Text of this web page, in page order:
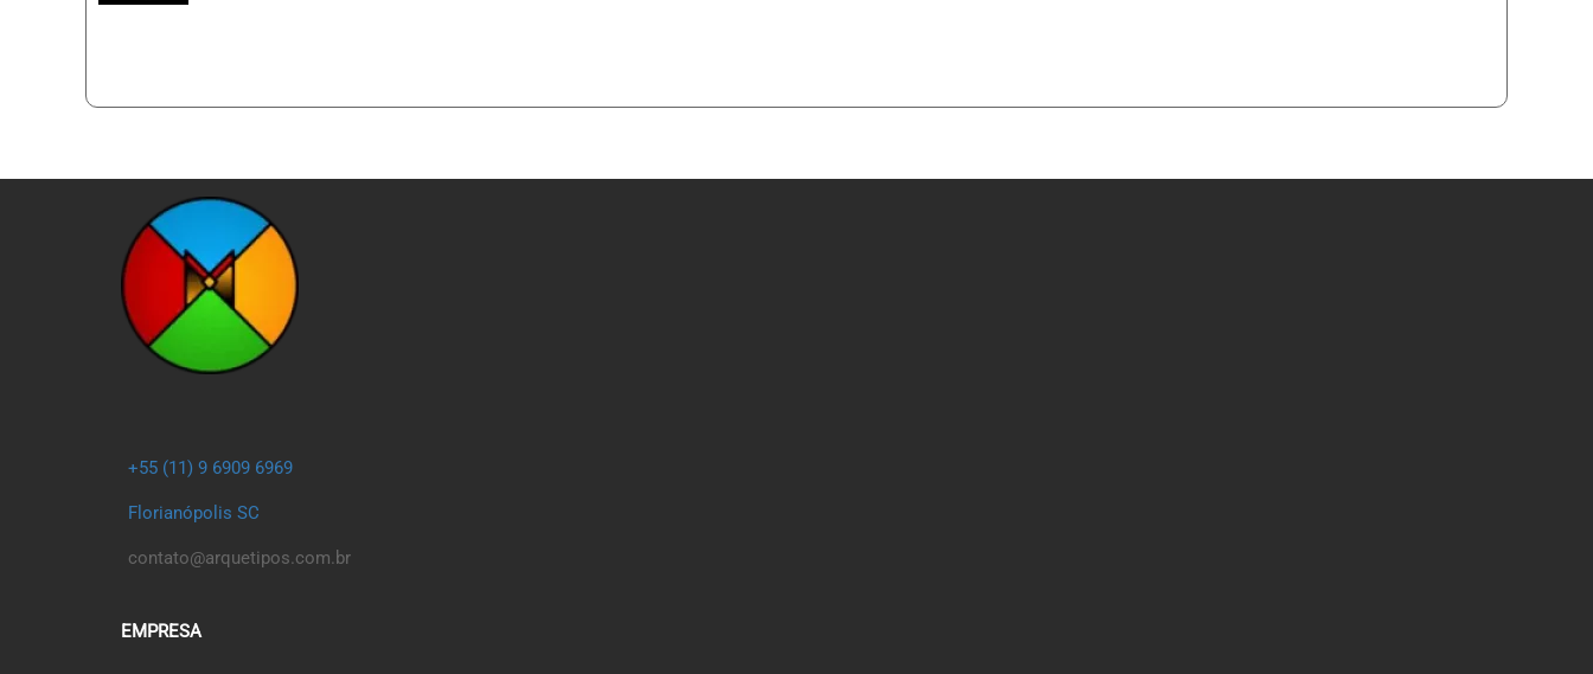
+55 (11) 9 6909 6969
Florianópolis SC
contato@arquetipos.com.br
EMPRESA